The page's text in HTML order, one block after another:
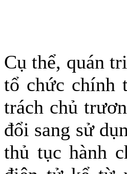
Cụ thể, quán
tổ chức chính
trách chủ
đổi sang sử
thủ tục hành